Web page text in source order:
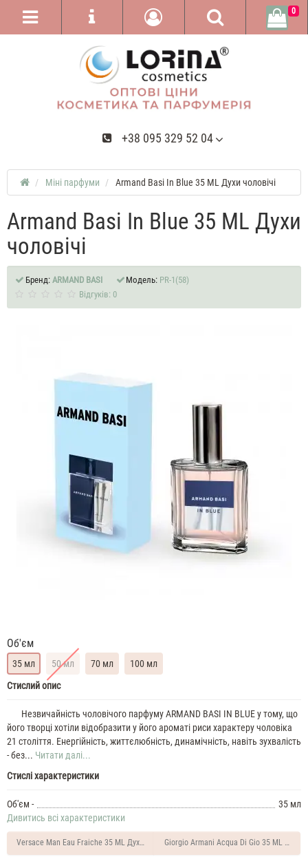
+38 095 329 52 04
0
Міні парфуми Armand Basi In Blue 35 ML Духи чоловічі
Armand Basi In Blue 35 ML Духи
чоловічі
Бренд: ARMAND BASI Модель: PR-1(58)
Відгуків: 0
Об'єм
35 мл 50 мл 70 мл
100 мл
Armand
Blue
35
ML
чоловічіArmand
In
Blue
Духи
Стислий опис
Незвичайність чоловічого парфуму ARMAND BASI IN BLUE у тому, що
його творці хотіли відобразити у його ароматі риси характеру чоловіка
21 століття. Енергійність, життєлюбність, динамічність, навіть зухвалість
- без... Читати далі...
Стислі характеристики
Об'єм -
35 мл
Дивитись всі характеристики
Versace Man Eau Fraiche 35 ML Духи чоловічіGiorgio Armani Acqua Di Gio 35 ML Духи